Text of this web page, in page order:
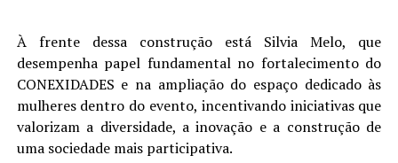
À frente dessa construção está Silvia Melo, que
desempenha papel fundamental no fortalecimento do
CONEXIDADES e na ampliação do espaço dedicado às
mulheres dentro do evento, incentivando iniciativas que
valorizam a diversidade, a inovação e a construção de
uma sociedade mais participativa.